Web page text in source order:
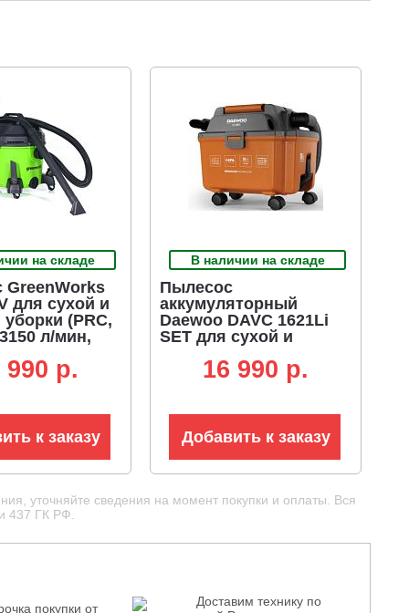
на складе
GreenWorks
для сухой и
(PRC,
л/мин,
990 p.
к заказу
В наличии на складе
Пылесос
аккумуляторный
Daewoo DAVC 1621Li
SET для сухой и
21В/5.0 Ач, 1800 л/мин,
210 мбар, контейнер 16
16 990 p.
Добавить к заказу
уточняйте сведения на момент покупки и оплаты. Вся
437 ГК РФ.
покупки от
Доставим технику по